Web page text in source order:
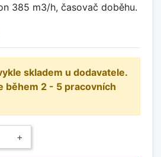
385 m3/h, časovač doběhu.
skladem u dodavatele.
během 2 - 5 pracovních
+